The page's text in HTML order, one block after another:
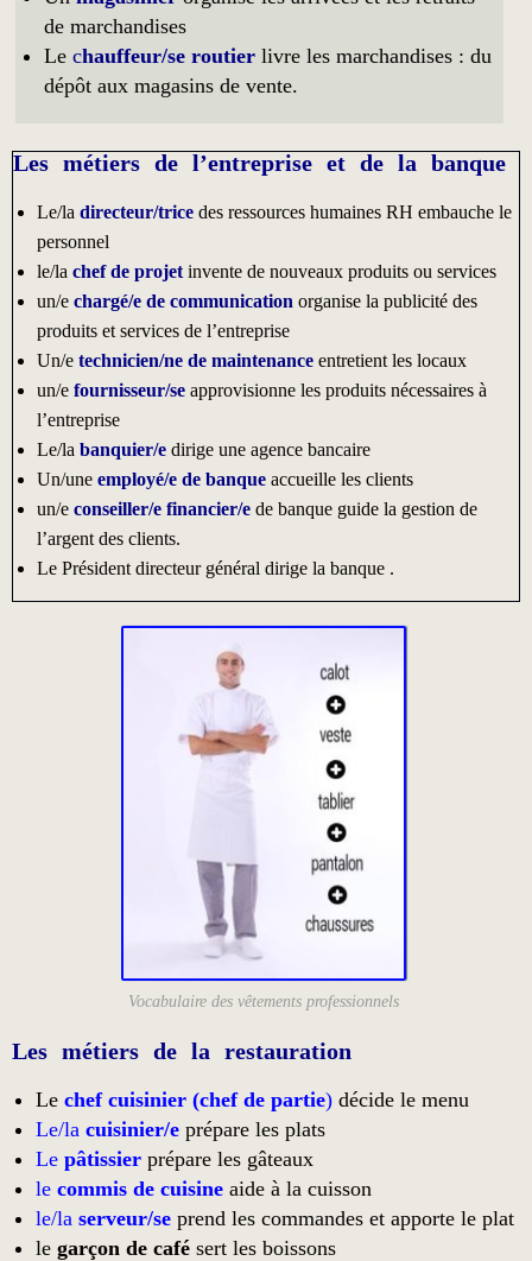
de marchandises
Le chauffeur/se routier livre les marchandises : du
dépôt aux magasins de vente.
Les métiers de l’entreprise et de la banque
Le/la directeur/trice des ressources humaines RH embauche le
personnel
le/la chef de projet invente de nouveaux produits ou services
un/e chargé/e de communication organise la publicité des
produits et services de l’entreprise
Un/e technicien/ne de maintenance entretient les locaux
un/e fournisseur/se approvisionne les produits nécessaires à
l’entreprise
Le/la banquier/e dirige une agence bancaire
Un/une employé/e de banque accueille les clients
un/e conseiller/e financier/e de banque guide la gestion de
l’argent des clients.
Le Président directeur général dirige la banque .
Vocabulaire des vêtements professionnels
Les métiers de la restauration
Le chef cuisinier (chef de partie) décide le menu
Le/la cuisinier/e prépare les plats
Le pâtissier prépare les gâteaux
le commis de cuisine aide à la cuisson
le/la serveur/se prend les commandes et apporte le plat
le garçon de café sert les boissons